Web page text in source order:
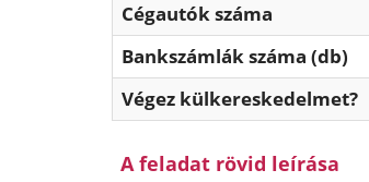
Cégautók száma
Bankszámlák száma (db)
Végez külkereskedelmet?
A feladat rövid leírása